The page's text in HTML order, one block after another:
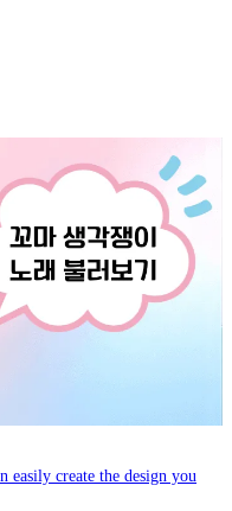
easily create the design you